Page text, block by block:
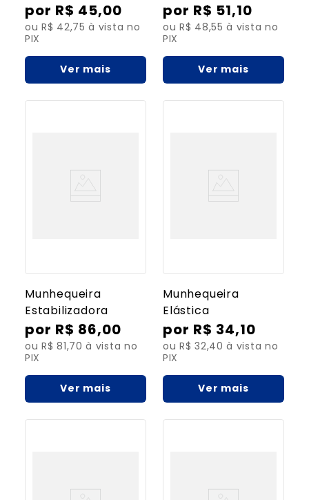
R$ 45,00
ou R$ 42,75 à vista no
PIX
Ver mais
R$ 51,10
ou R$ 48,55 à vista no
PIX
Ver mais
Munhequeira
Estabilizadora
R$ 86,00
ou R$ 81,70 à vista no
PIX
Ver mais
Munhequeira
Elástica
R$ 34,10
ou R$ 32,40 à vista no
PIX
Ver mais